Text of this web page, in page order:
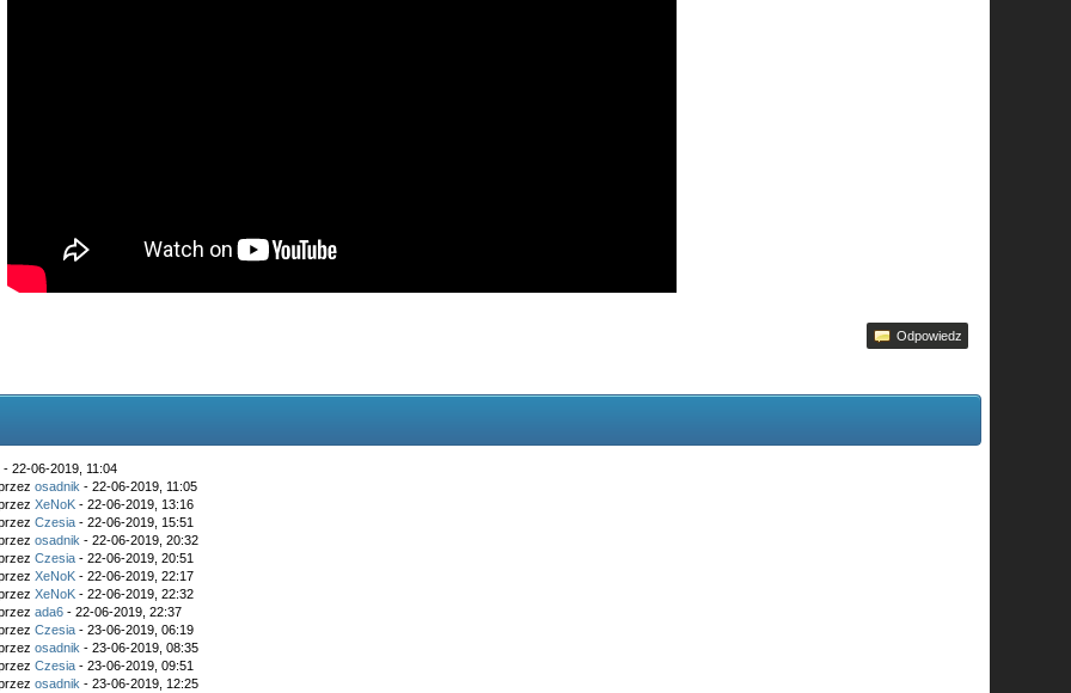
Odpowiedz
- 22-06-2019, 11:04
osadnik - 22-06-2019, 11:05
XeNoK - 22-06-2019, 13:16
Czesia - 22-06-2019, 15:51
osadnik - 22-06-2019, 20:32
Czesia - 22-06-2019, 20:51
XeNoK - 22-06-2019, 22:17
XeNoK - 22-06-2019, 22:32
ada6 - 22-06-2019, 22:37
Czesia - 23-06-2019, 06:19
osadnik - 23-06-2019, 08:35
Czesia - 23-06-2019, 09:51
osadnik - 23-06-2019, 12:25